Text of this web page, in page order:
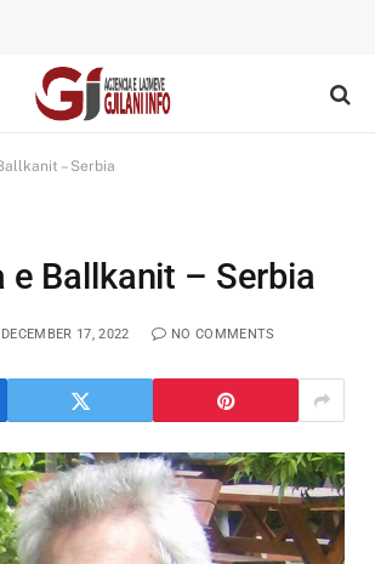
– Serbia
e Ballkanit – Serbia
DECEMBER 17, 2022 NO COMMENTS